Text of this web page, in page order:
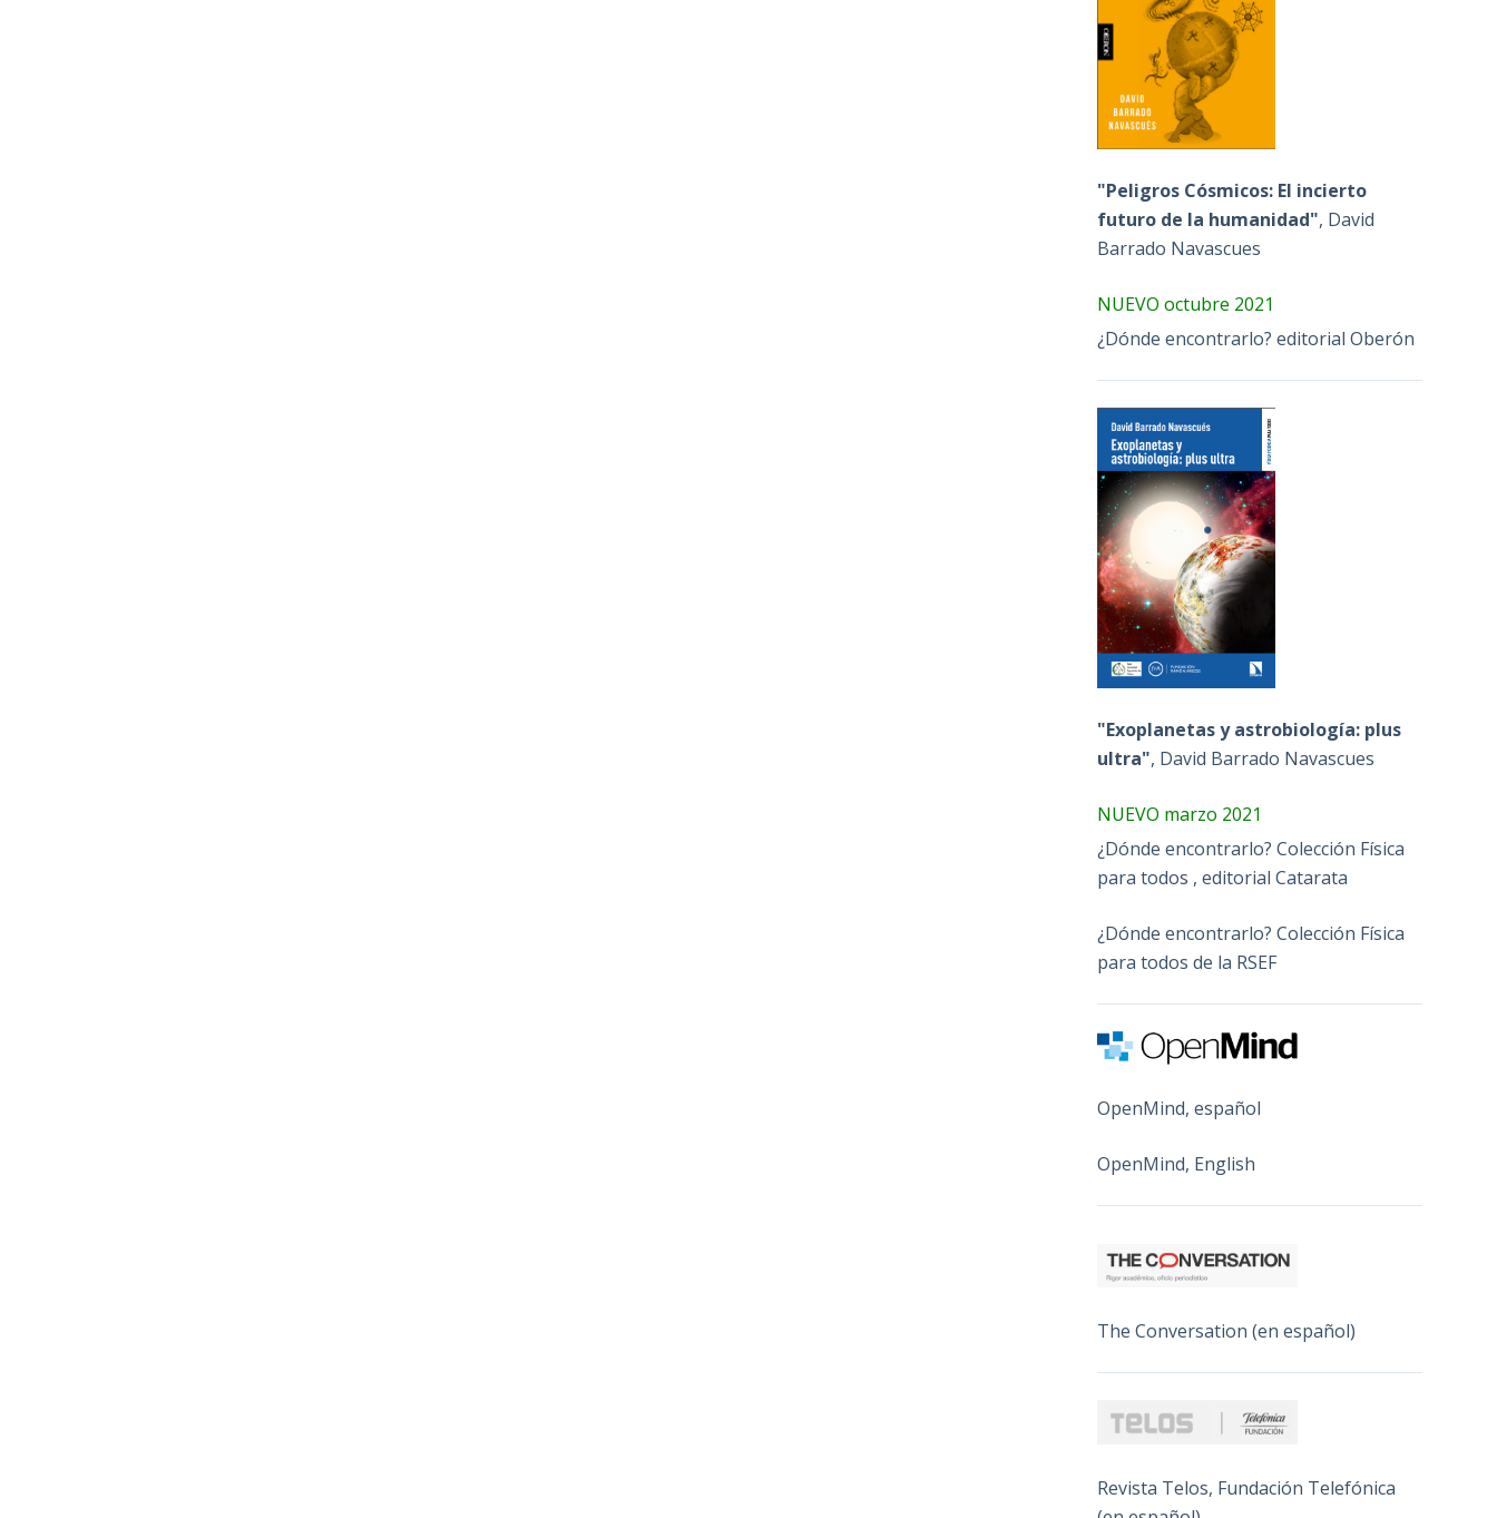
"Peligros Cósmicos: El incierto
futuro de la humanidad", David
Barrado Navascues
NUEVO octubre 2021
¿Dónde encontrarlo? editorial Oberón
"Exoplanetas y astrobiología: plus
ultra", David Barrado Navascues
NUEVO marzo 2021
¿Dónde encontrarlo? Colección Física
para todos , editorial Catarata
¿Dónde encontrarlo? Colección Física
para todos de la RSEF
OpenMind, español
OpenMind, English
The Conversation (en español)
Revista Telos, Fundación Telefónica